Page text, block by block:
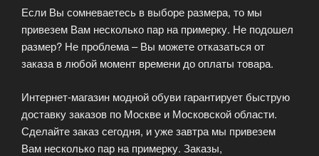
Если Вы сомневаетесь в выборе размера, то мы
привезем Вам несколько пар на примерку. Не подошел
размер? Не проблема – Вы можете отказаться от
заказа в любой момент времени до оплаты товара.
Интернет-магазин модной обуви гарантирует быструю
доставку заказов по Москве и Московской области.
Сделайте заказ сегодня, и уже завтра мы привезем
Вам несколько пар на примерку. Заказы,